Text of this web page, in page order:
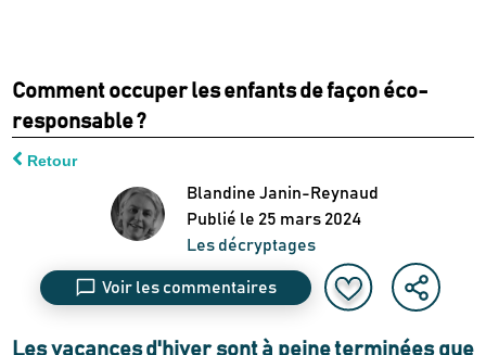
Comment occuper les enfants de façon éco-
responsable ?
Retour
Blandine Janin-Reynaud
Publié le 25 mars 2024
Les décryptages
Voir les commentaires
Les vacances d'hiver sont à peine terminées que